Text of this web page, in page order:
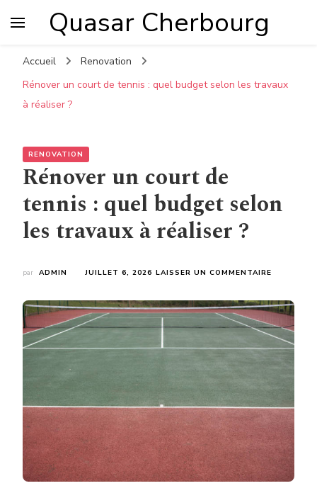
Quasar Cherbourg
Accueil
Renovation
Rénover un court de tennis : quel budget selon les travaux
à réaliser ?
RENOVATION
Rénover un court de
tennis : quel budget selon
les travaux à réaliser ?
par ADMIN JUILLET 6, 2026 LAISSER UN COMMENTAIRE
COURT
DE
TENNIS
:
QUEL
SELON
TRAVAUX
RÉALISER
?